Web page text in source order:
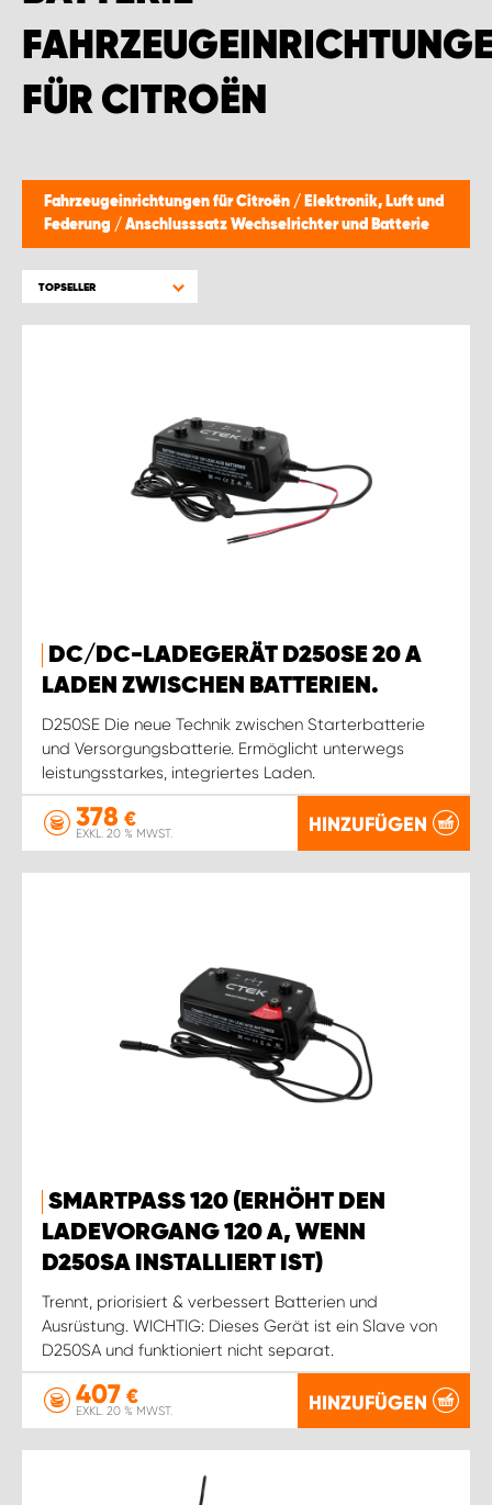
FÜR CITROËN
Fahrzeugeinrichtungen für Citroën / Elektronik, Luft und
Federung / Anschlusssatz Wechselrichter und Batterie
TOPSELLER
DC/DC-LADEGERÄT D250SE 20 A
LADEN ZWISCHEN BATTERIEN.
D250SE Die neue Technik zwischen Starterbatterie
und Versorgungsbatterie. Ermöglicht unterwegs
leistungsstarkes, integriertes Laden.
378 €
EXKL. 20 % MWST. HINZUFÜGEN
SMARTPASS 120 (ERHÖHT DEN
LADEVORGANG 120 A, WENN
D250SA INSTALLIERT IST)
Trennt, priorisiert & verbessert Batterien und
Ausrüstung. WICHTIG: Dieses Gerät ist ein Slave von
D250SA und funktioniert nicht separat.
407 €
EXKL. 20 % MWST. HINZUFÜGEN